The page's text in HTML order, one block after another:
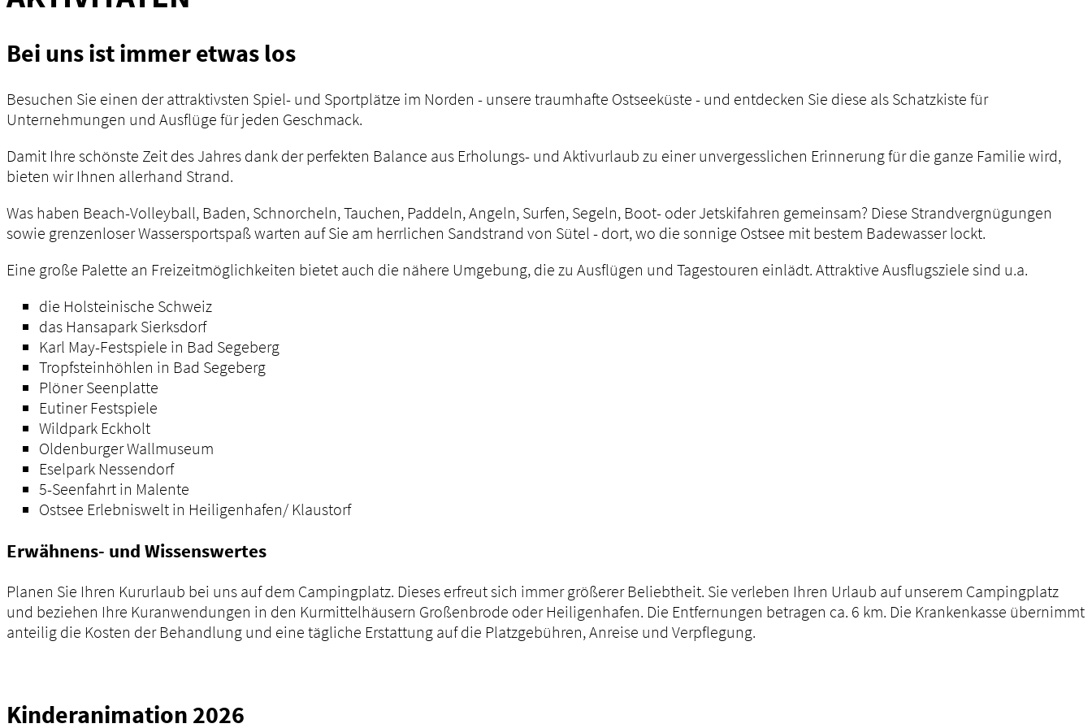
Bei uns ist immer etwas los
Besuchen Sie einen der attraktivsten Spiel- und Sportplätze im Norden - unsere traumhafte Ostseeküste - und entdecken Sie diese als Schatzkiste für
Unternehmungen und Ausflüge für jeden Geschmack.
Damit Ihre schönste Zeit des Jahres dank der perfekten Balance aus Erholungs- und Aktivurlaub zu einer unvergesslichen Erinnerung für die ganze Familie wird,
bieten wir Ihnen allerhand Strand.
Was haben Beach-Volleyball, Baden, Schnorcheln, Tauchen, Paddeln, Angeln, Surfen, Segeln, Boot- oder Jetskifahren gemeinsam? Diese Strandvergnügungen
sowie grenzenloser Wassersportspaß warten auf Sie am herrlichen Sandstrand von Sütel - dort, wo die sonnige Ostsee mit bestem Badewasser lockt.
Eine große Palette an Freizeitmöglichkeiten bietet auch die nähere Umgebung, die zu Ausflügen und Tagestouren einlädt. Attraktive Ausflugsziele sind u.a.
die Holsteinische Schweiz
das Hansapark Sierksdorf
Karl May-Festspiele in Bad Segeberg
Tropfsteinhöhlen in Bad Segeberg
Plöner Seenplatte
Eutiner Festspiele
Wildpark Eckholt
Oldenburger Wallmuseum
Eselpark Nessendorf
5-Seenfahrt in Malente
Ostsee Erlebniswelt in Heiligenhafen/ Klaustorf
Erwähnens- und Wissenswertes
Planen Sie Ihren Kururlaub bei uns auf dem Campingplatz. Dieses erfreut sich immer größerer Beliebtheit. Sie verleben Ihren Urlaub auf unserem Campingplatz
und beziehen Ihre Kuranwendungen in den Kurmittelhäusern Großenbrode oder Heiligenhafen. Die Entfernungen betragen ca. 6 km. Die Krankenkasse übernimmt
anteilig die Kosten der Behandlung und eine tägliche Erstattung auf die Platzgebühren, Anreise und Verpflegung.
Kinderanimation 2026